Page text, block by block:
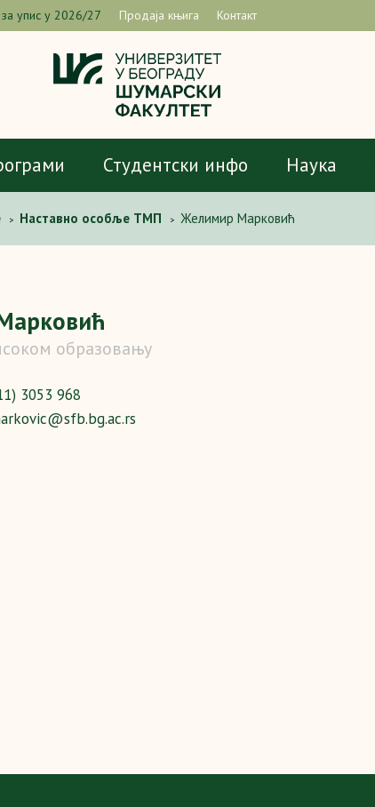
упис у 2026/27 Продаја књига Контакт
Студентски инфо Наука
> Наставно особље ТМП > Желимир Марковић
образовању
3053 968